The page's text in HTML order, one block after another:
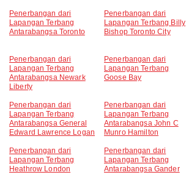
Penerbangan dari
Lapangan Terbang
Antarabangsa Toronto
Penerbangan dari
Lapangan Terbang Billy
Bishop Toronto City
Penerbangan dari
Lapangan Terbang
Antarabangsa Newark
Liberty
Penerbangan dari
Lapangan Terbang
Goose Bay
Penerbangan dari
Lapangan Terbang
Antarabangsa General
Edward Lawrence Logan
Penerbangan dari
Lapangan Terbang
Antarabangsa John C
Munro Hamilton
Penerbangan dari
Lapangan Terbang
Heathrow London
Penerbangan dari
Lapangan Terbang
Antarabangsa Gander